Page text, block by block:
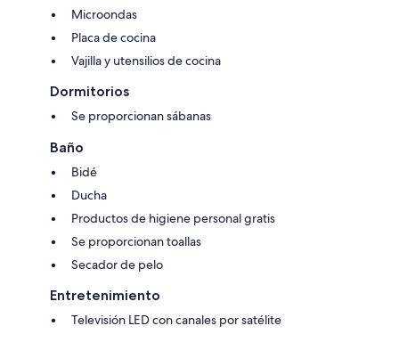
Microondas
Placa de cocina
Vajilla y utensilios de cocina
Dormitorios
Se proporcionan sábanas
Baño
Bidé
Ducha
Productos de higiene personal gratis
Se proporcionan toallas
Secador de pelo
Entretenimiento
Televisión LED con canales por satélite